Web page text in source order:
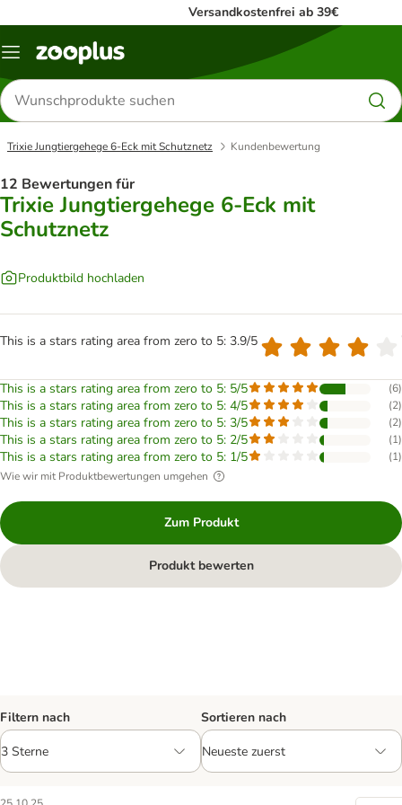
Versandkostenfrei ab 39€
Menü
Produkte
suchen
Trixie Jungtiergehege 6-Eck mit Schutznetz Kundenbewertung
12 Bewertungen für
Trixie Jungtiergehege 6-Eck mit
Schutznetz
Produktbild hochladen
This is a stars rating area from zero to 5: 3.9/5
This is a stars rating area from zero to 5: 5/5 (6)
This is a stars rating area from zero to 5: 4/5 (2)
This is a stars rating area from zero to 5: 3/5 (2)
This is a stars rating area from zero to 5: 2/5 (1)
This is a stars rating area from zero to 5: 1/5 (1)
Wie wir mit Produktbewertungen umgehen
Zum Produkt
Produkt bewerten
Filtern nach Sortieren nach